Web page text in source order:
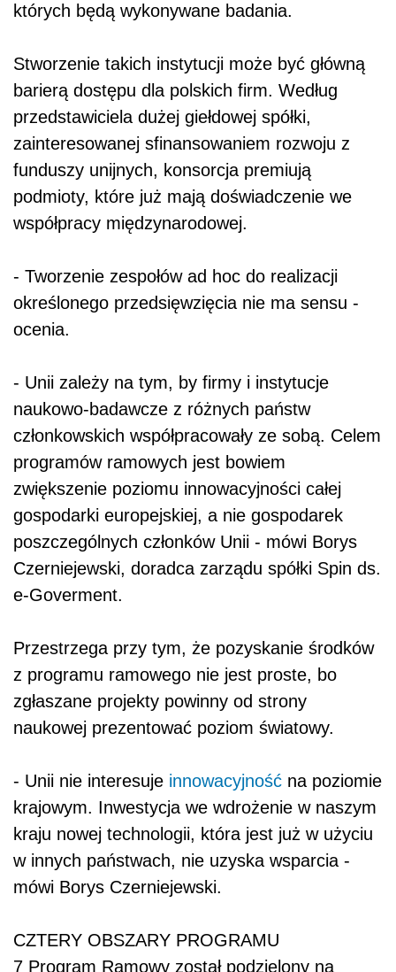
których będą wykonywane badania.
Stworzenie takich instytucji może być główną
barierą dostępu dla polskich firm. Według
przedstawiciela dużej giełdowej spółki,
zainteresowanej sfinansowaniem rozwoju z
funduszy unijnych, konsorcja premiują
podmioty, które już mają doświadczenie we
współpracy międzynarodowej.
- Tworzenie zespołów ad hoc do realizacji
określonego przedsięwzięcia nie ma sensu -
ocenia.
- Unii zależy na tym, by firmy i instytucje
naukowo-badawcze z różnych państw
członkowskich współpracowały ze sobą. Celem
programów ramowych jest bowiem
zwiększenie poziomu innowacyjności całej
gospodarki europejskiej, a nie gospodarek
poszczególnych członków Unii - mówi Borys
Czerniejewski, doradca zarządu spółki Spin ds.
e-Goverment.
Przestrzega przy tym, że pozyskanie środków
z programu ramowego nie jest proste, bo
zgłaszane projekty powinny od strony
naukowej prezentować poziom światowy.
- Unii nie interesuje innowacyjność na poziomie
krajowym. Inwestycja we wdrożenie w naszym
kraju nowej technologii, która jest już w użyciu
w innych państwach, nie uzyska wsparcia -
mówi Borys Czerniejewski.
CZTERY OBSZARY PROGRAMU
7 Program Ramowy został podzielony na